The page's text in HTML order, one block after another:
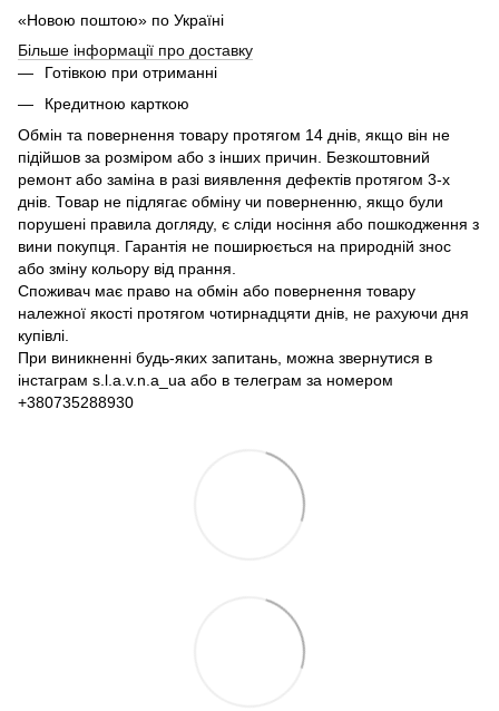
«Новою поштою» по Україні
Більше інформації про доставку
Готівкою при отриманні
Кредитною карткою
Обмін та повернення товару протягом 14 днів, якщо він не
підійшов за розміром або з інших причин. Безкоштовний
ремонт або заміна в разі виявлення дефектів протягом 3-х
днів. Товар не підлягає обміну чи поверненню, якщо були
порушені правила догляду, є сліди носіння або пошкодження з
вини покупця. Гарантія не поширюється на природній знос
або зміну кольору від прання.
Споживач має право на обмін або повернення товару
належної якості протягом чотирнадцяти днів, не рахуючи дня
купівлі.
При виникненні будь-яких запитань, можна звернутися в
інстаграм s.l.a.v.n.a_ua або в телеграм за номером
+380735288930